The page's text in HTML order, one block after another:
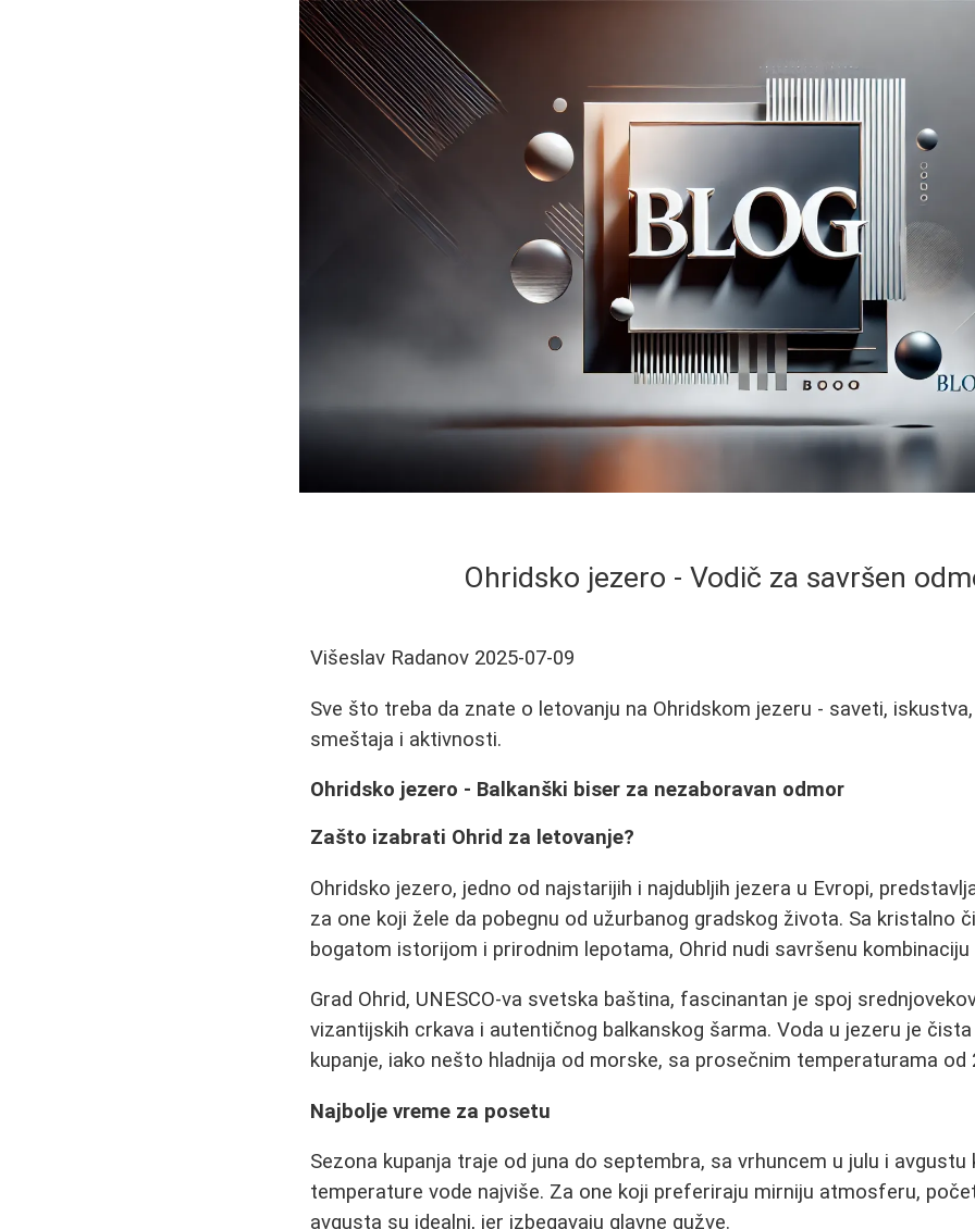
Ohridsko jezero - Vodič za savršen
Višeslav Radanov 2025-07-09
Sve što treba da znate o letovanju na Ohridskom jezeru - saveti,
smeštaja i aktivnosti.
Ohridsko jezero - Balkanški biser za nezaboravan odmor
Zašto izabrati Ohrid za letovanje?
Ohridsko jezero, jedno od najstarijih i najdubljih jezera u Evropi,
za one koji žele da pobegnu od užurbanog gradskog života. Sa kristalno
bogatom istorijom i prirodnim lepotama, Ohrid nudi savršenu
Grad Ohrid, UNESCO-va svetska baština, fascinantan je spoj
vizantijskih crkava i autentičnog balkanskog šarma. Voda u jezeru je
kupanje, iako nešto hladnija od morske, sa prosečnim temperaturama od
Najbolje vreme za posetu
Sezona kupanja traje od juna do septembra, sa vrhuncem u julu i avgustu
temperature vode najviše. Za one koji preferiraju mirniju atmosferu,
avgusta su idealni, jer izbegavaju glavne gužve.